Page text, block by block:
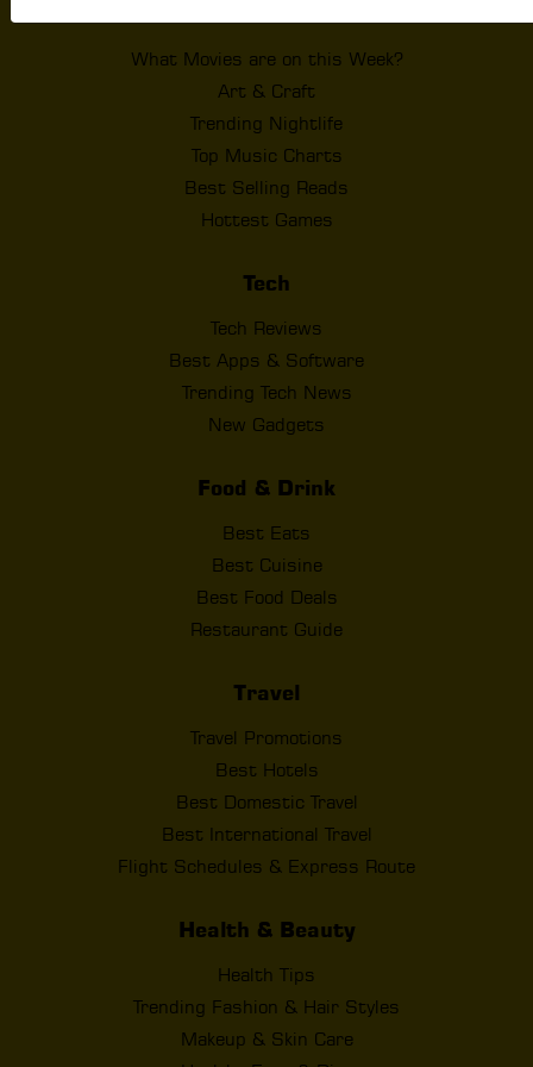
What Movies are on this Week?
Art & Craft
Trending Nightlife
Top Music Charts
Best Selling Reads
Hottest Games
Tech
Tech Reviews
Best Apps & Software
Trending Tech News
New Gadgets
Food & Drink
Best Eats
Best Cuisine
Best Food Deals
Restaurant Guide
Travel
Travel Promotions
Best Hotels
Best Domestic Travel
Best International Travel
Flight Schedules & Express Route
Health & Beauty
Health Tips
Trending Fashion & Hair Styles
Makeup & Skin Care